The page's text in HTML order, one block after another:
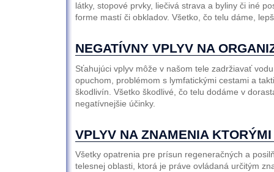
látky, stopové prvky, liečivá strava a byliny či iné
forme mastí či obkladov. Všetko, čo telu dáme,
NEGATÍVNY VPLYV NA
Sťahujúci vplyv môže v našom tele zadržiavať
opuchom, problémom s lymfatickými cestami a
škodlivín. Všetko škodlivé, čo telu dodáme v
negatívnejšie účinky.
VPLYV NA ZNAMENIA
Všetky opatrenia pre prísun regeneračných a
telesnej oblasti, ktorá je práve ovládaná určitým